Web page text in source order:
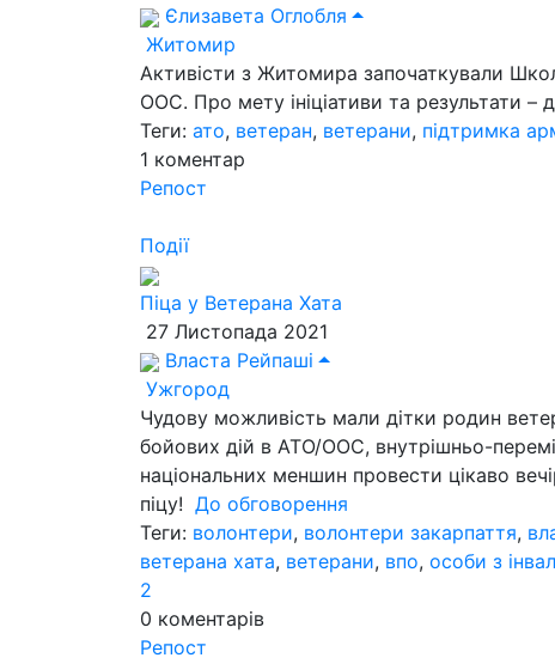
Єлизавета Оглобля
Житомир
Активісти з Житомира започаткували
ООС. Про мету ініціативи та результати –
Теги: ато, ветеран, ветерани, підтримка
1 коментар
Репост
Події
Піца у Ветерана Хата
27 Листопада 2021
Власта Рейпаші
Ужгород
Чудову можливість мали дітки родин
бойових дій в АТО/ООС, внутрішньо-
національних меншин провести цікаво
піцу! До обговорення
Теги: волонтери, волонтери закарпаття,
ветерана хата, ветерани, впо, особи з
2
0 коментарів
Репост